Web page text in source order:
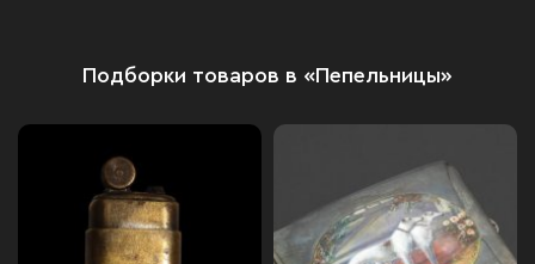
Подборки товаров в «Пепельницы»